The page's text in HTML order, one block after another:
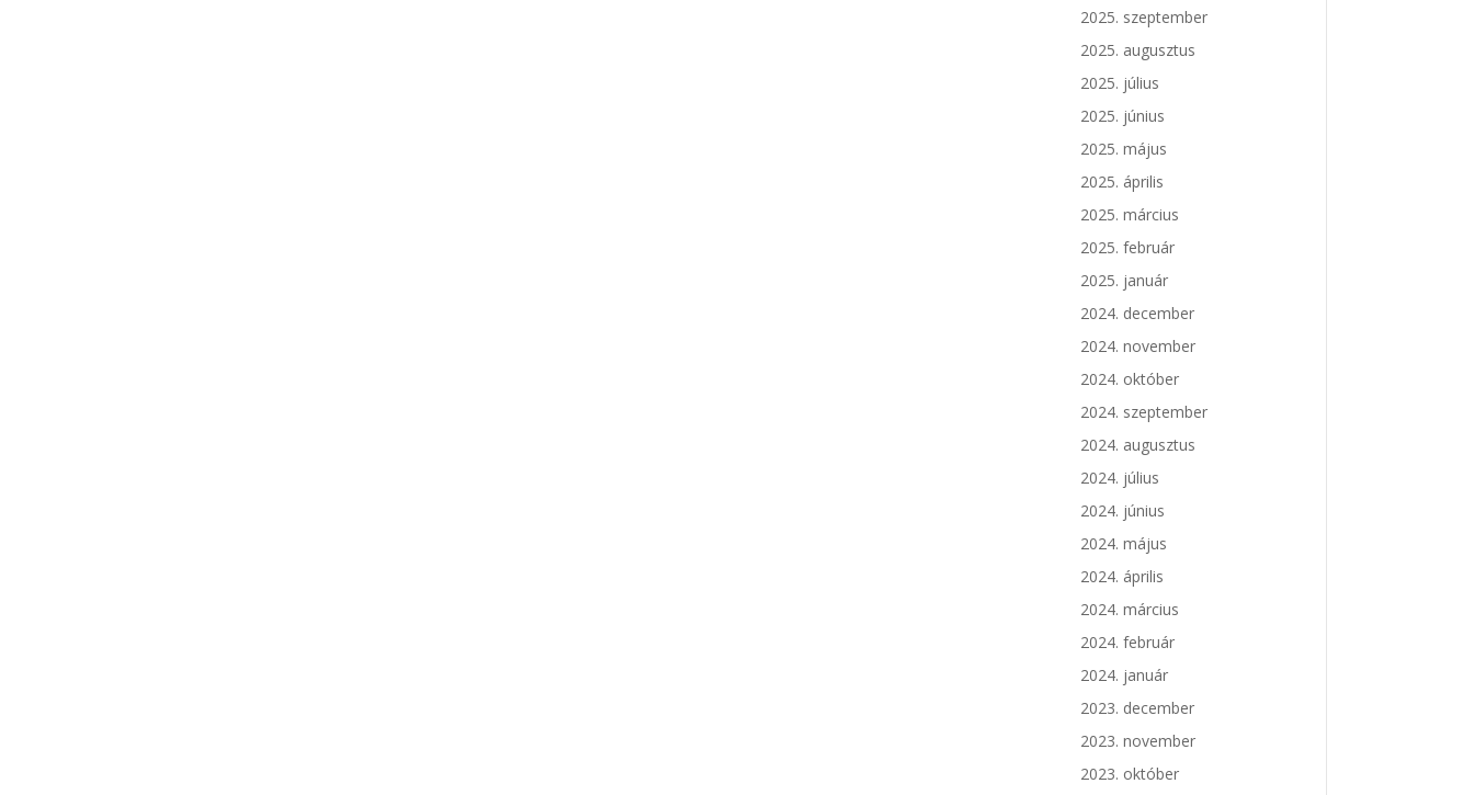
2025. szeptember
2025. augusztus
2025. július
2025. június
2025. május
2025. április
2025. március
2025. február
2025. január
2024. december
2024. november
2024. október
2024. szeptember
2024. augusztus
2024. július
2024. június
2024. május
2024. április
2024. március
2024. február
2024. január
2023. december
2023. november
2023. október